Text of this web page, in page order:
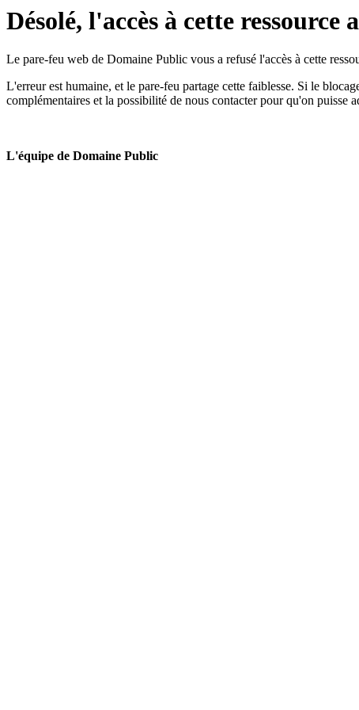
Désolé, l'accès à cette ressource
Le pare-feu web de Domaine Public vous a refusé l'accès à cette
L'erreur est humaine, et le pare-feu partage cette faiblesse. Si le
complémentaires et la possibilité de nous contacter pour qu'on puisse
L'équipe de Domaine Public